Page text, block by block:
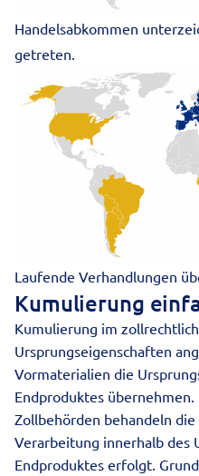
Handelsabkommen
getreten.
Laufende Verhandlungen
Kumulierung
Kumulierung im
Ursprungseigenschaften
Vormaterialien die
Endproduktes
Zollbehörden behandeln die
Verarbeitung innerhalb des
Endproduktes erfolgt.